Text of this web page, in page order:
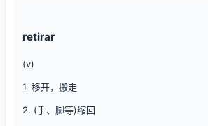
retirar
(v)
1. 移开，搬走
2. (手、脚等)缩回